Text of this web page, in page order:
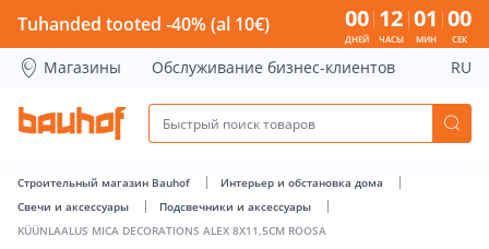
KÜÜNLAALUS MICA DECORATIONS ALEX 8X11,5CM
Tuhanded tooted -40% (al 10€) 00
ДНЕЙ
12
ЧАСЫ
00
МИН
59
СЕК
Магазины Обслуживание бизнес-клиентов RU
Строительный магазин Bauhof
Интерьер и обстановка дома
Свечи и аксессуары
Подсвечники и аксессуары
KÜÜNLAALUS MICA DECORATIONS ALEX 8X11,5CM ROOSA